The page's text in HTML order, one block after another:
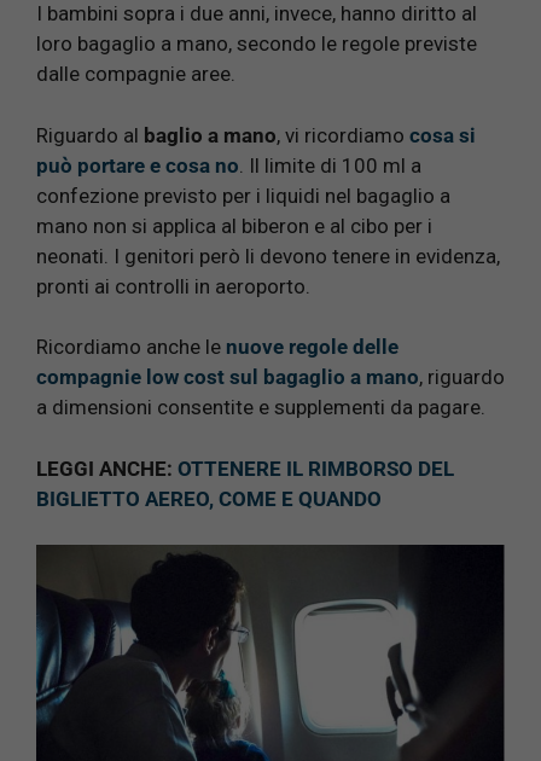
I bambini sopra i due anni, invece, hanno diritto al
loro bagaglio a mano, secondo le regole previste
dalle compagnie aree.
Riguardo al baglio a mano, vi ricordiamo cosa si
può portare e cosa no . Il limite di 100 ml a
confezione previsto per i liquidi nel bagaglio a
mano non si applica al biberon e al cibo per i
neonati. I genitori però li devono tenere in evidenza,
pronti ai controlli in aeroporto.
Ricordiamo anche le nuove regole delle
compagnie low cost sul bagaglio a mano, riguardo
a dimensioni consentite e supplementi da pagare.
LEGGI ANCHE: OTTENERE IL RIMBORSO DEL
BIGLIETTO AEREO, COME E QUANDO